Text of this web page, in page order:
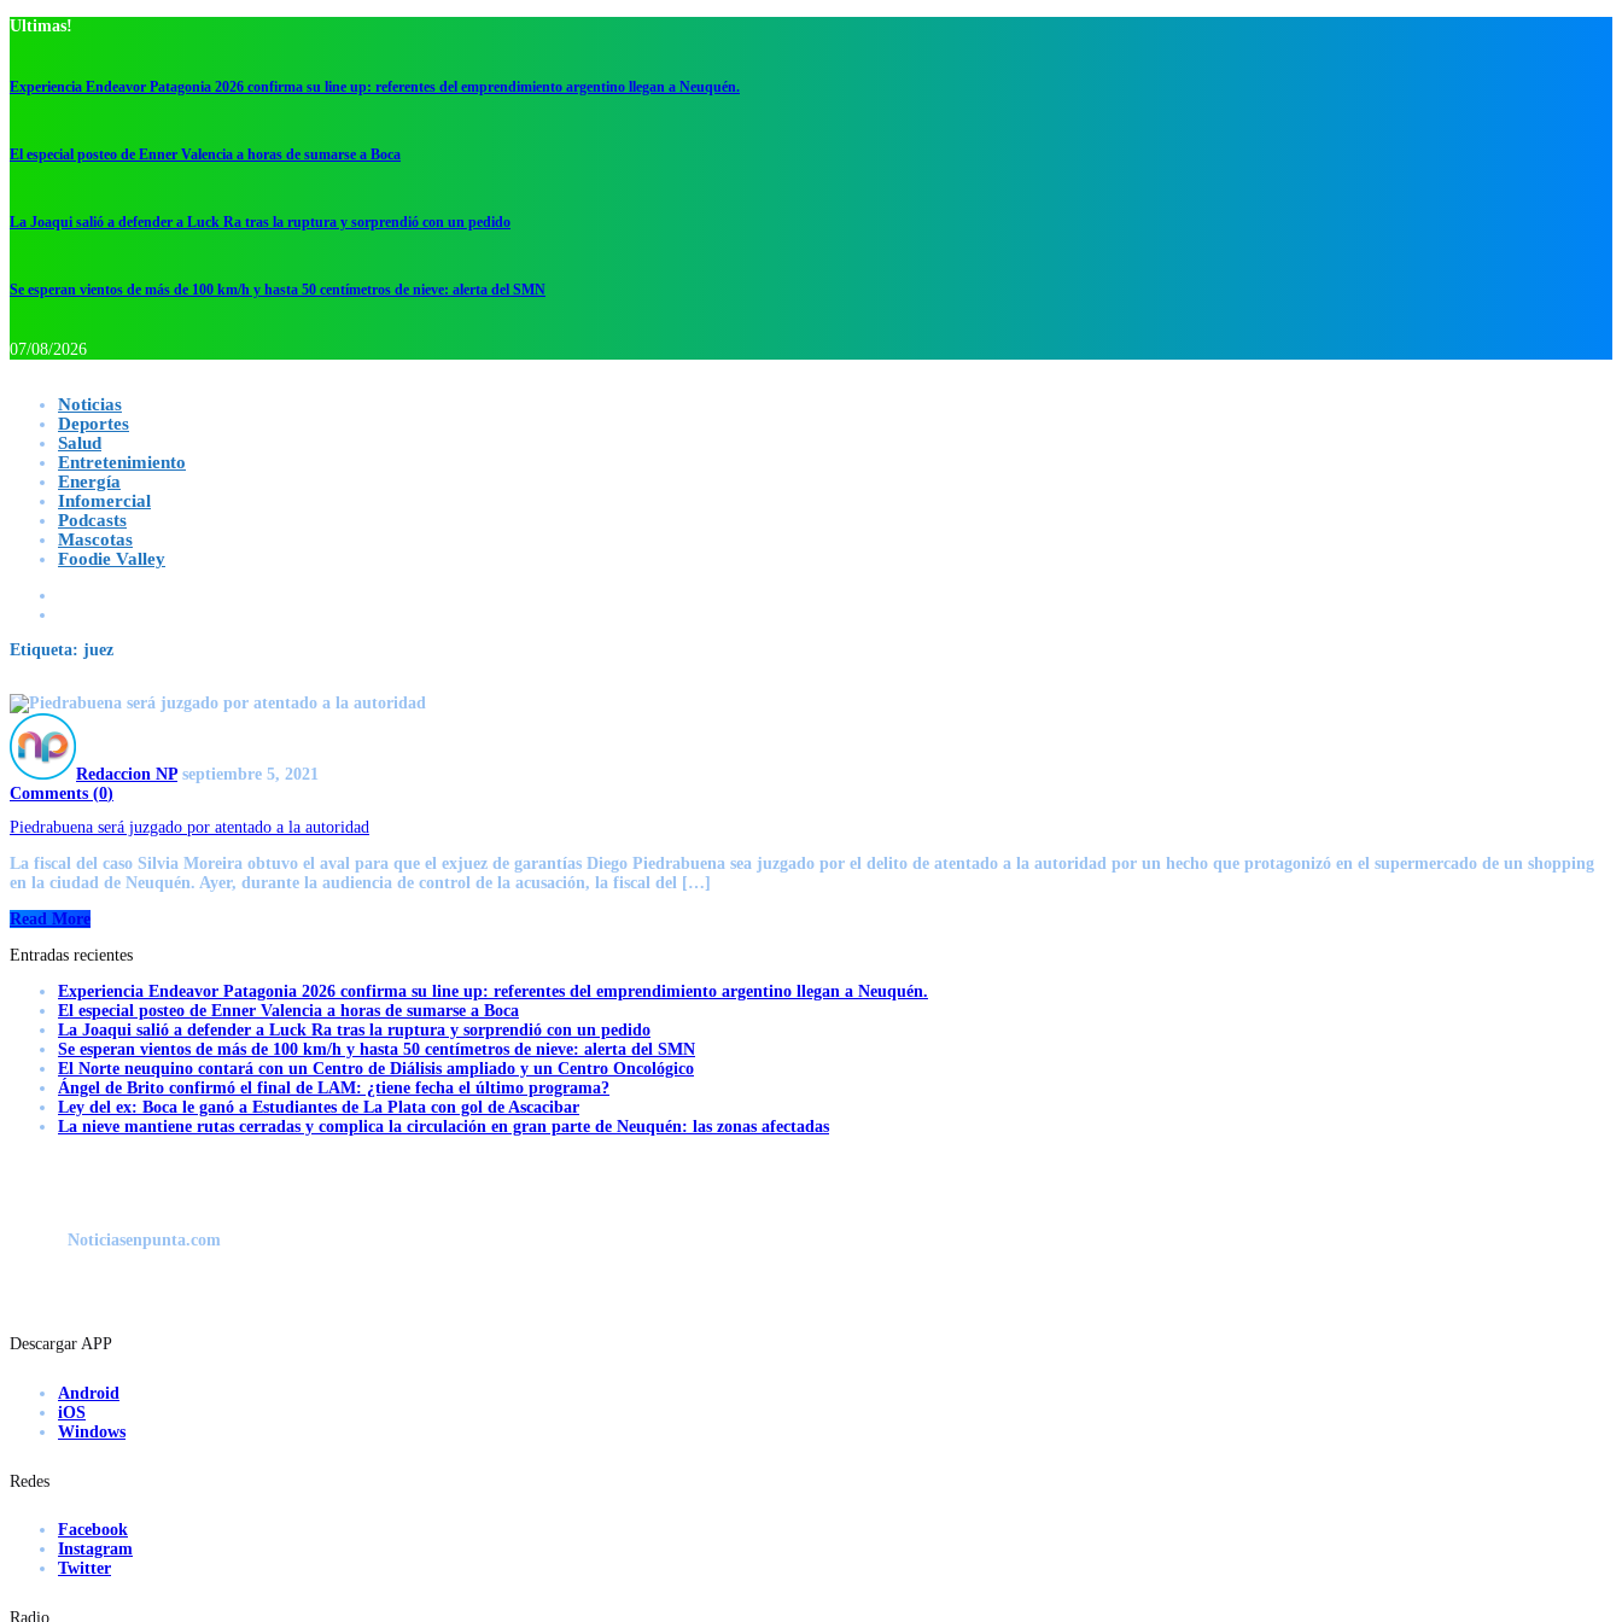
Ultimas!
Experiencia Endeavor Patagonia 2026 confirma su line up: referentes del emprendimiento argentino llegan a Neuquén.
El especial posteo de Enner Valencia a horas de sumarse a Boca
La Joaqui salió a defender a Luck Ra tras la ruptura y sorprendió con un pedido
Se esperan vientos de más de 100 km/h y hasta 50 centímetros de nieve: alerta del SMN
07/08/2026
Noticias
Deportes
Salud
Entretenimiento
Energía
Infomercial
Podcasts
Mascotas
Foodie Valley
Etiqueta: juez
Redaccion NP septiembre 5, 2021
Comments (0)
Piedrabuena será juzgado por atentado a la autoridad
La fiscal del caso Silvia Moreira obtuvo el aval para que el exjuez de garantías Diego Piedrabuena sea juzgado por el delito de atentado a la autoridad por un hecho que protagonizó en el supermercado de un shopping
en la ciudad de Neuquén. Ayer, durante la audiencia de control de la acusación, la fiscal del […]
Read More
Entradas recientes
Experiencia Endeavor Patagonia 2026 confirma su line up: referentes del emprendimiento argentino llegan a Neuquén.
El especial posteo de Enner Valencia a horas de sumarse a Boca
La Joaqui salió a defender a Luck Ra tras la ruptura y sorprendió con un pedido
Se esperan vientos de más de 100 km/h y hasta 50 centímetros de nieve: alerta del SMN
El Norte neuquino contará con un Centro de Diálisis ampliado y un Centro Oncológico
Ángel de Brito confirmó el final de LAM: ¿tiene fecha el último programa?
Ley del ex: Boca le ganó a Estudiantes de La Plata con gol de Ascacibar
La nieve mantiene rutas cerradas y complica la circulación en gran parte de Neuquén: las zonas afectadas
Noticiasenpunta.com
Descargar APP
Android
iOS
Windows
Redes
Facebook
Instagram
Twitter
Radio